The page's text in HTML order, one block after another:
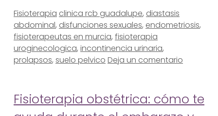
Categorías
Fisioterapia Etiquetas
clinica rcb guadalupe, diastasis
abdominal, disfunciones sexuales, endometriosis,
fisioterapeutas en murcia, fisioterapia
uroginecologica, incontinencia urinaria,
prolapsos, suelo pelvico Deja un comentario
Fisioterapia obstétrica: cómo te